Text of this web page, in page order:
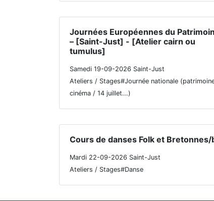
Journées Européennes du
– [Saint-Just] - [Atelier cairn ou
tumulus]
Samedi 19-09-2026 Saint-Just
Ateliers / Stages#Journée nationale
cinéma / 14 juillet...)
Cours de danses Folk et Bretonnes/
Mardi 22-09-2026 Saint-Just
Ateliers / Stages#Danse